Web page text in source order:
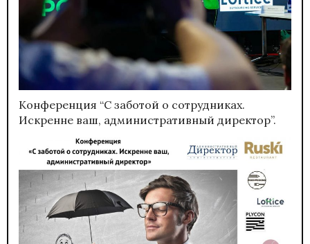
Конференция “С заботой о сотрудниках.
Искренне ваш, административный директор”.